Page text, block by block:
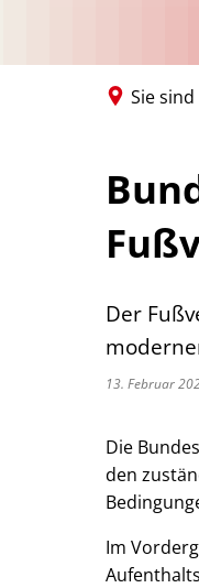
Sie
Der
13. Februar
Die
den
Im